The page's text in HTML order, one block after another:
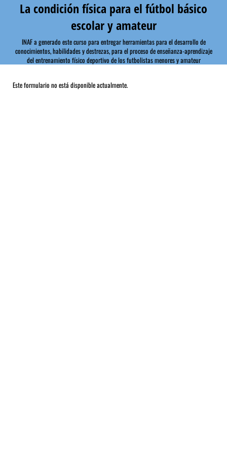
La condición física para el fútbol básico
escolar y amateur
INAF a generado este curso para entregar herramientas para el desarrollo de
conocimientos, habilidades y destrezas, para el proceso de enseñanza-aprendizaje
del entrenamiento físico deportivo de los futbolistas menores y amateur
Este formulario no está disponible actualmente.